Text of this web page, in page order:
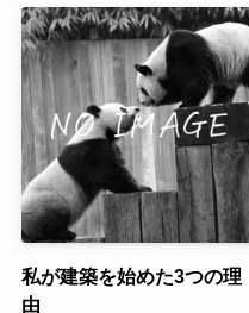
私が建築を始めた3つの理
由